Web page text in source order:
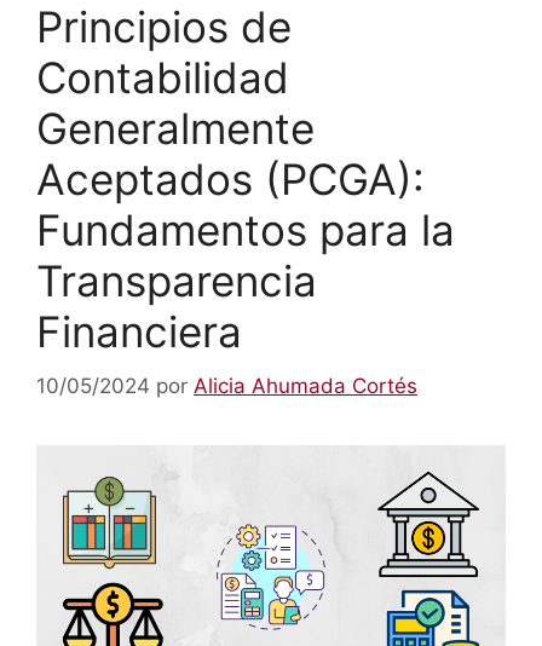
Principios de
Contabilidad
Generalmente
Aceptados (PCGA):
Fundamentos para la
Transparencia
Financiera
10/05/2024 por Alicia Ahumada Cortés